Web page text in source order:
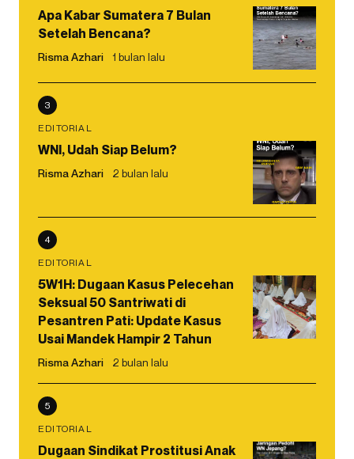
Apa Kabar Sumatera 7 Bulan
Setelah Bencana?
Risma Azhari 1 bulan lalu
3
EDITORIAL
WNI, Udah Siap Belum?
Risma Azhari 2 bulan lalu
4
EDITORIAL
5W1H: Dugaan Kasus Pelecehan
Seksual 50 Santriwati di
Pesantren Pati: Update Kasus
Usai Mandek Hampir 2 Tahun
Risma Azhari 2 bulan lalu
5
EDITORIAL
Dugaan Sindikat Prostitusi Anak